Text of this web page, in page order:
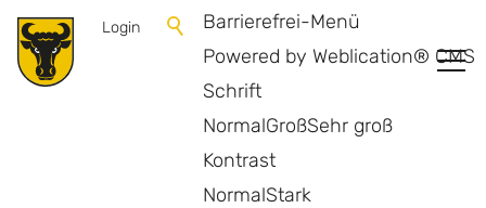
Barrierefrei-Menü
Powered by Weblication® CMS
Schrift
NormalGroßSehr groß
Kontrast
NormalStark
Login